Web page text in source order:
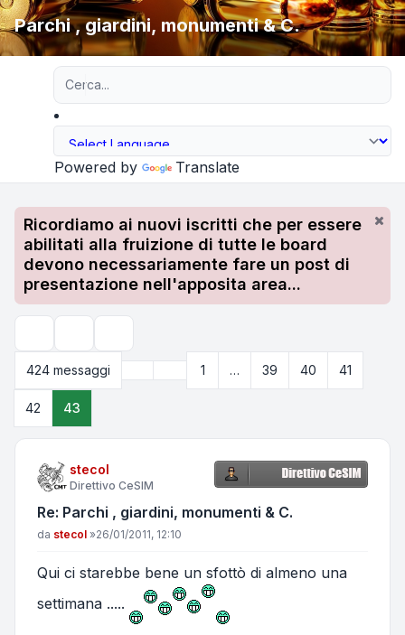
Parchi , giardini, monumenti & C.
Powered by Translate
Ricordiamo ai nuovi iscritti che per essere
abilitati alla fruizione di tutte le board
devono necessariamente fare un post di
presentazione nell'apposita area...
424 messaggi
Pagina43 di
Precedente
1 … 39 40 41
42 43
stecol
Direttivo CeSIM
Re: Parchi , giardini, monumenti & C.
Messaggio
da stecol »26/01/2011, 12:10
Qui ci starebbe bene un sfottò di almeno una
settimana .....